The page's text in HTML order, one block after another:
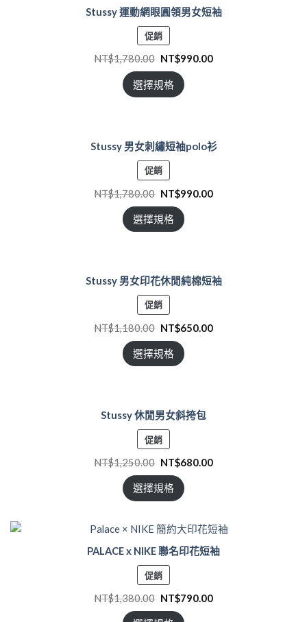
Stussy 運動網眼圓領男女短袖
促銷特
價
商
NT$1,780.00 NT$990.00
選擇規格
Stussy 男女刺繡短袖polo衫
促銷特
價
商
NT$1,780.00 NT$990.00
選擇規格
Stussy 男女印花休閒純棉短袖
促銷特
價
商
NT$1,180.00 NT$650.00
選擇規格
Stussy 休閒男女斜挎包
促銷特
價
商
NT$1,250.00 NT$680.00
選擇規格
PALACE x NIKE 聯名印花短袖
促銷特
價
商
NT$1,380.00 NT$790.00